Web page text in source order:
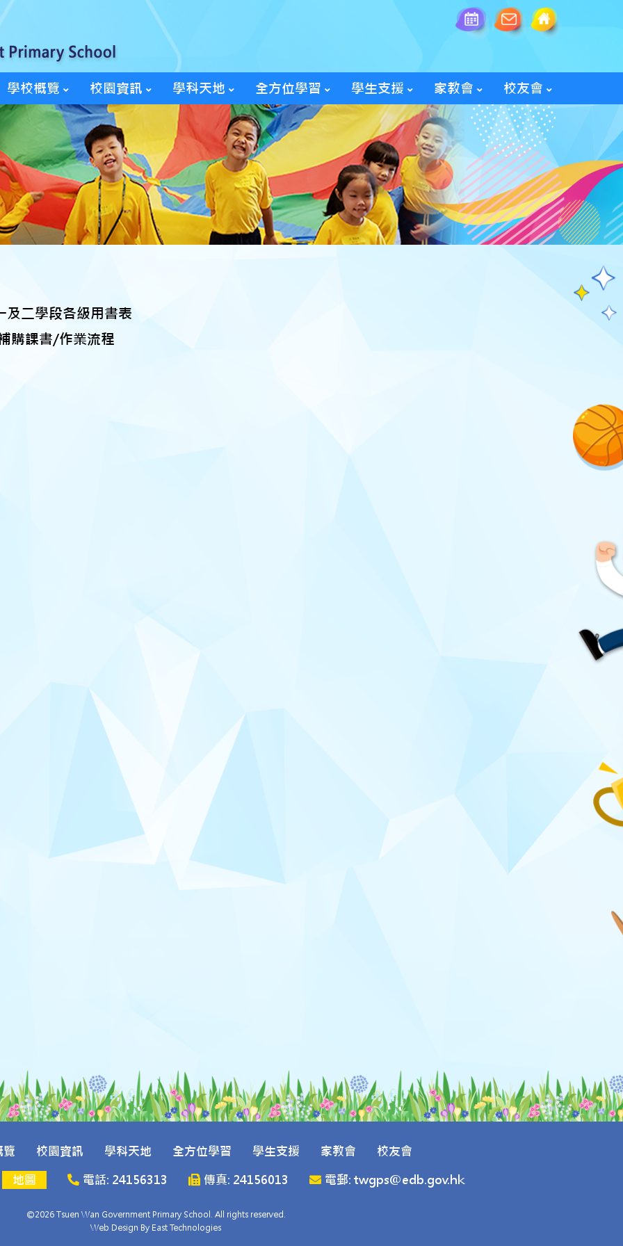
學校概覽 校園資訊 學科天地 全方位學習 學生支援 家教會 校友會
二學段各級用書表
購課書/作業流程
覽 校園資訊 學科天地 全方位學習 學生支援 家教會
校友會
地圖 電話: 24156313 傳真: 24156013 電郵: twgps@edb.gov.hk
©2026 Tsuen Wan Government Primary School. All rights reserved.
Web Design By East Technologies